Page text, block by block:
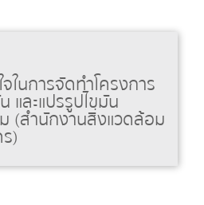
ในการจัดทำโครงการ
และแปรรูปไขมัน
(สำนักงานสิ่งแวดล้อม
)